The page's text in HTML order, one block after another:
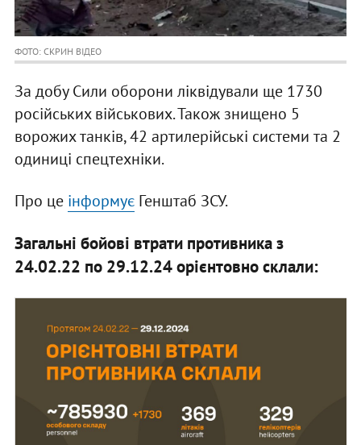
ФОТО: СКРИН ВІДЕО
За добу Сили оборони ліквідували ще 1730
російських військових. Також знищено 5
ворожих танків, 42 артилерійські системи та 2
одиниці спецтехніки.
Про це інформуєГенштаб ЗСУ.
Загальні бойові втрати противника з
24.02.22 по 29.12.24 орієнтовно склали: